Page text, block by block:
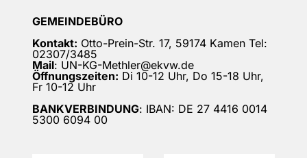
GEMEINDEBÜRO
Kontakt: Otto-Prein-Str. 17, 59174 Kamen Tel:
02307/3485
Mail: UN-KG-Methler@ekvw.de
Öffnungszeiten: Di 10-12 Uhr, Do 15-18 Uhr,
Fr 10-12 Uhr
BANKVERBINDUNG: IBAN: DE 27 4416 0014
5300 6094 00